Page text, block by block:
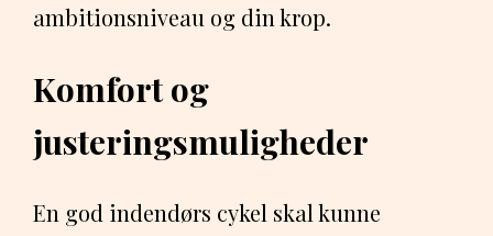
ambitionsniveau og din krop.
Komfort og
justeringsmuligheder
En god indendørs cykel skal kunne